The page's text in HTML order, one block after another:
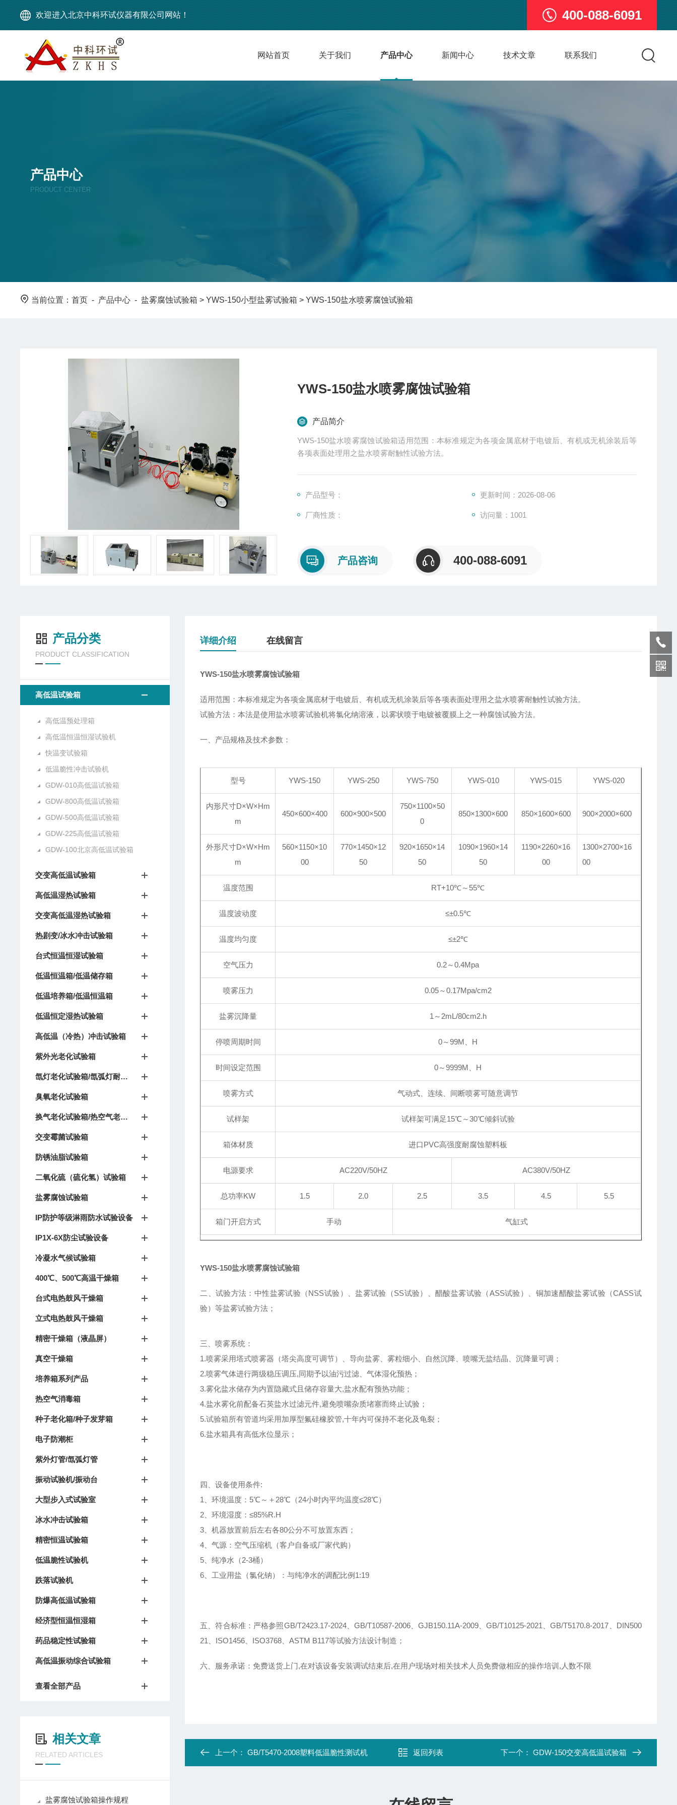
欢迎进入北京中科环试仪器有限公司网站！ 400-088-6091
网站首页 关于我们 产品中心 新闻中心 技术文章 联系我们
产品中心
PRODUCT CENTER
当前位置：首页 - 产品中心 -盐雾腐蚀试验箱 >YWS-150小型盐雾试验箱 > YWS-150盐水喷雾腐蚀试验箱
YWS-150盐水喷雾腐蚀试验箱
产品简介
YWS-150盐水喷雾腐蚀试验箱适用范围：本标准规定为各项金属底材于电镀后、有机或无机涂装后等
各项表面处理用之盐水喷雾耐触性试验方法。
产品型号： 更新时间：2026-08-06
厂商性质： 访问量：1001
产品咨询 400-088-6091
产品分类
PRODUCT CLASSIFICATION
高低温试验箱
高低温预处理箱
高低温恒温恒湿试验机
快温变试验箱
低温脆性冲击试验机
GDW-010高低温试验箱
GDW-800高低温试验箱
GDW-500高低温试验箱
GDW-225高低温试验箱
GDW-100北京高低温试验箱
交变高低温试验箱
高低温湿热试验箱
交变高低温湿热试验箱
热剧变/冰水冲击试验箱
台式恒温恒湿试验箱
低温恒温箱/低温储存箱
低温培养箱/低温恒温箱
低温恒定湿热试验箱
高低温（冷热）冲击试验箱
紫外光老化试验箱
氙灯老化试验箱/氙弧灯耐候试验箱
臭氧老化试验箱
换气老化试验箱/热空气老化箱
交变霉菌试验箱
防锈油脂试验箱
二氧化硫（硫化氢）试验箱
盐雾腐蚀试验箱
IP防护等级淋雨防水试验设备
IP1X-6X防尘试验设备
冷凝水气候试验箱
400℃、500℃高温干燥箱
台式电热鼓风干燥箱
立式电热鼓风干燥箱
精密干燥箱（液晶屏）
真空干燥箱
培养箱系列产品
热空气消毒箱
种子老化箱/种子发芽箱
电子防潮柜
紫外灯管/氙弧灯管
振动试验机/振动台
大型步入式试验室
冰水冲击试验箱
精密恒温试验箱
低温脆性试验机
跌落试验机
防爆高低温试验箱
经济型恒温恒湿箱
药品稳定性试验箱
高低温振动综合试验箱
查看全部产品
相关文章
RELATED ARTICLES
盐雾腐蚀试验箱操作规程
详细介绍 在线留言
YWS-150盐水喷雾腐蚀试验箱
适用范围：本标准规定为各项金属底材于电镀后、有机或无机涂装后等各项表面处理用之盐水喷雾耐触性试验方法。
试验方法：本法是使用盐水喷雾试验机将氯化纳溶液，以雾状喷于电镀被覆膜上之一种腐蚀试验方法。
一、产品规格及技术参数：
型号 YWS-150 YWS-250 YWS-750 YWS-010 YWS-015 YWS-020
内形尺寸D×W×Hm
m
450×600×400 600×900×500
750×1100×50
0
850×1300×600 850×1600×600 900×2000×600
外形尺寸D×W×Hm
m
560×1150×10
00
770×1450×12
50
920×1650×14
50
1090×1960×14
50
1190×2260×16
00
1300×2700×16
00
温度范围 RT+10℃～55℃
温度波动度 ≤±0.5℃
温度均匀度 ≤±2℃
空气压力 0.2～0.4Mpa
喷雾压力 0.05～0.17Mpa/cm2
盐雾沉降量 1～2mL/80cm2.h
停喷周期时间 0～99M、H
时间设定范围 0～9999M、H
喷雾方式 气动式、连续、间断喷雾可随意调节
试样架 试样架可满足15℃～30℃倾斜试验
箱体材质 进口PVC高强度耐腐蚀塑料板
电源要求 AC220V/50HZ AC380V/50HZ
总功率KW 1.5 2.0 2.5 3.5 4.5 5.5
箱门开启方式 手动 气缸式
YWS-150盐水喷雾腐蚀试验箱
二、试验方法：中性盐雾试验（NSS试验）、盐雾试验（SS试验）、醋酸盐雾试验（ASS试验）、铜加速醋酸盐雾试验（CASS试
验）等盐雾试验方法；
三、喷雾系统：
1.喷雾采用塔式喷雾器（塔尖高度可调节）、导向盐雾、雾粒细小、自然沉降、喷嘴无盐结晶、沉降量可调；
2.喷雾气体进行两级稳压调压,同期予以油污过滤、气体湿化预热；
3.雾化盐水储存为内置隐藏式且储存容量大,盐水配有预热功能；
4.盐水雾化前配备石英盐水过滤元件,避免喷嘴杂质堵塞而终止试验；
5.试验箱所有管道均采用加厚型氟硅橡胶管,十年内可保持不老化及龟裂；
6.盐水箱具有高低水位显示；
四、设备使用条件:
1、环境温度：5℃～＋28℃（24小时内平均温度≤28℃）
2、环境湿度：≤85%R.H
3、机器放置前后左右各80公分不可放置东西；
4、气源：空气压缩机（客户自备或厂家代购）
5、纯净水（2-3桶）
6、工业用盐（氯化钠）：与纯净水的调配比例1:19
五、符合标准：严格参照GB/T2423.17-2024、GB/T10587-2006、GJB150.11A-2009、GB/T10125-2021、GB/T5170.8-2017、DIN500
21、ISO1456、ISO3768、ASTM B117等试验方法设计制造；
六 服务承诺：免费送货上门,在对该设备安装调试结束后,在用户现场对相关技术人员免费做相应的操作培训,人数不限
上一个：GB/T5470-2008塑料低温脆性测试机 返回列表 下一个： GDW-150交变高低温试验箱